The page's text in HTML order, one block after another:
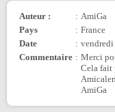
Auteur : : AmiGa
Pays
: France
Date
:
Commentaire : Merci
Cela fait
AmiGa